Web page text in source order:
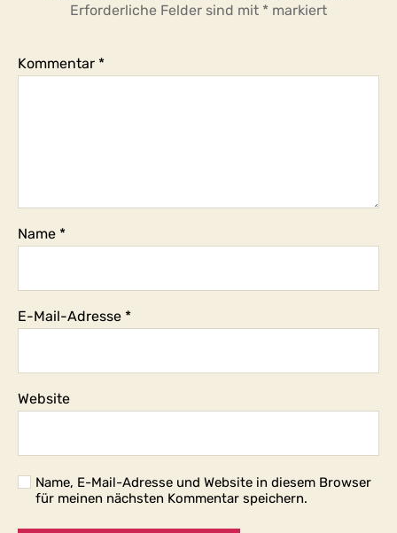
Erforderliche Felder sind mit * markiert
Kommentar *
Name *
E-Mail-Adresse *
Website
Name, E-Mail-Adresse und Website in diesem Browser
für meinen nächsten Kommentar speichern.